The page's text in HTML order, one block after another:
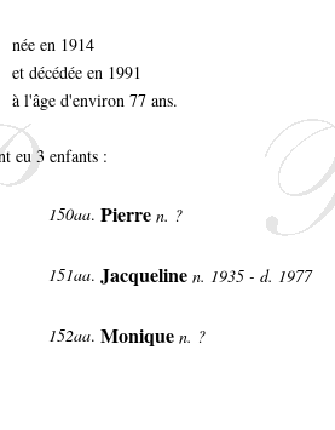
née en 1914
et décédée en 1991
à l'âge d'environ 77 ans.
eu 3 enfants :
150aa. Pierre n. ?
151aa. Jacqueline n. 1935 - d. 1977
152aa. Monique n. ?